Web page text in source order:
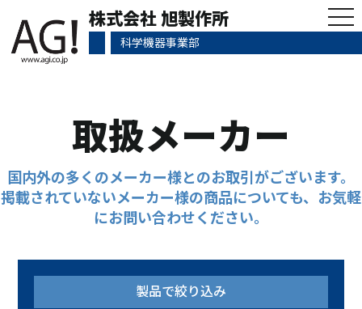
株式会社 旭製作所
科学機器事業部
取扱メーカー
国内外の多くのメーカー様とのお取引がございます。
掲載されていないメーカー様の商品についても、お気軽
にお問い合わせください。
製品で絞り込み